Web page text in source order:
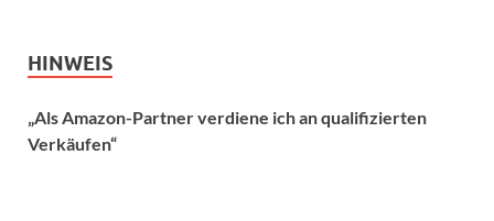
HINWEIS
„Als Amazon-Partner verdiene ich an qualifizierten
Verkäufen“